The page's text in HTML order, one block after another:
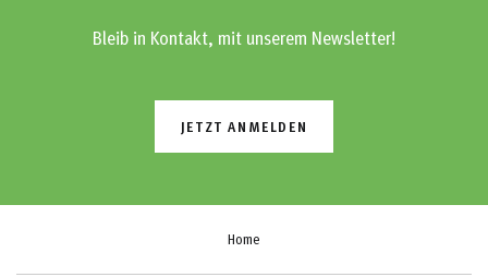
Bleib in Kontakt, mit unserem Newsletter!
JETZT ANMELDEN
Home